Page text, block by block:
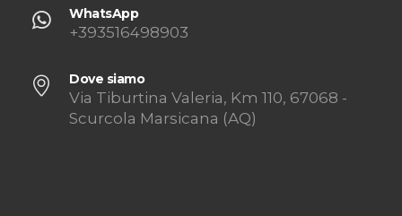
WhatsApp
+393516498903
Dove siamo
Via Tiburtina Valeria, Km 110, 67068 -
Scurcola Marsicana (AQ)